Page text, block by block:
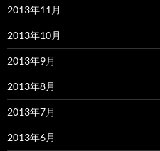
2013年11月
2013年10月
2013年9月
2013年8月
2013年7月
2013年6月